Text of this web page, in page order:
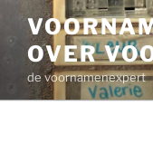
inhoud
OVER
de voornamenexpert